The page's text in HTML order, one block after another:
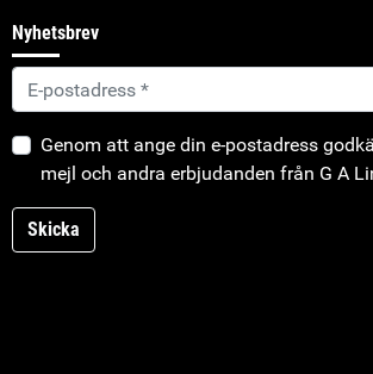
Nyhetsbrev
Genom att ange din e-postadress
mejl och andra erbjudanden från G A
Skicka